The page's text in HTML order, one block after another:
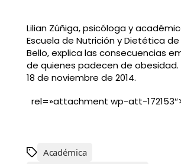
Lilian Zúñiga, psicóloga y
Escuela de Nutrición y Dietética de
Bello, explica las consecuencias
de quienes padecen de obesidad.
18 de noviembre de 2014.
rel=»attachment wp-att-
Académica